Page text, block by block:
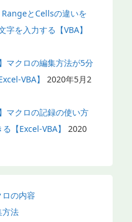
RangeとCellsの違いを
字を入力する【VBA】
マクロの編集方法が5分
VBA】
2020年5月2
マクロの記録の使い方
【Excel-VBA】
2020
の内容
方法